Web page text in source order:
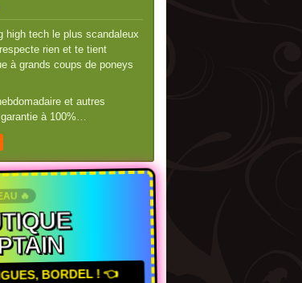
high tech le plus scandaleux
rien et te tient
à grands coups de poneys
et autres
à 100%…
🔥
BORDEL ! 👈